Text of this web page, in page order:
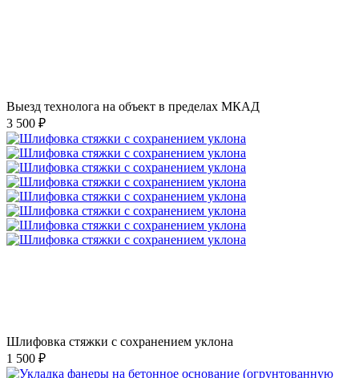
Выезд технолога на объект в пределах МКАД
3 500 ₽
Шлифовка стяжки с сохранением уклона
1 500 ₽